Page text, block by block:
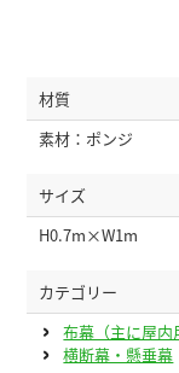
材質
素材：ポンジ
サイズ
H0.7m×W1m
カテゴリー
布幕（主に屋内
横断幕・懸垂幕